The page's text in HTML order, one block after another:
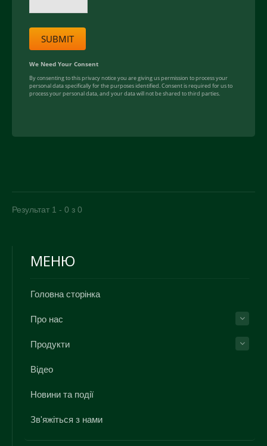
Результат 1 - 0 з 0
МЕНЮ
Головна сторінка
Про нас
Продукти
Відео
Новини та події
Зв'яжіться з нами